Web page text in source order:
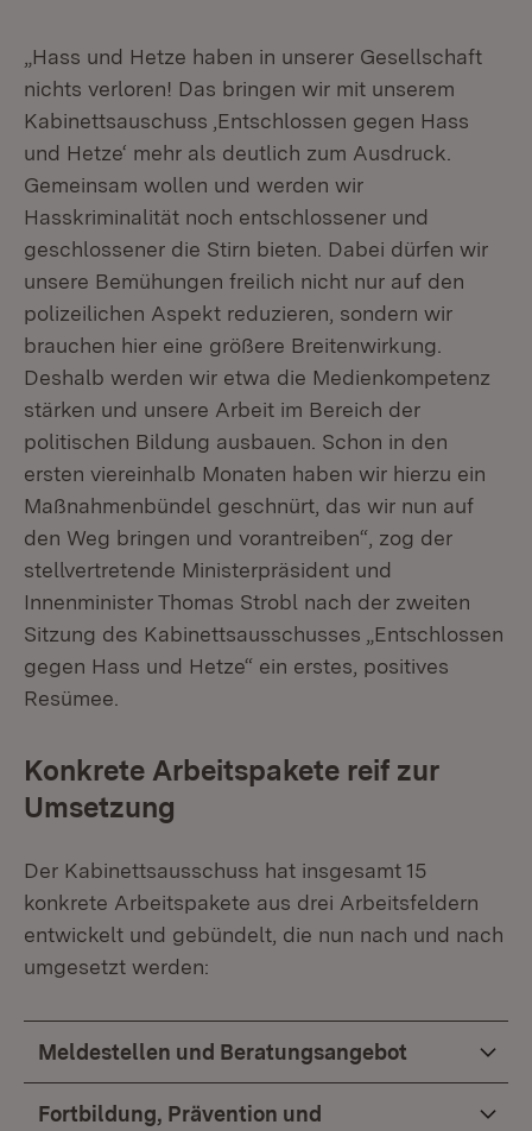
„Hass und Hetze haben in unserer Gesellschaft
nichts verloren! Das bringen wir mit unserem
Kabinettsauschuss ‚Entschlossen gegen Hass
und Hetze‘ mehr als deutlich zum Ausdruck.
Gemeinsam wollen und werden wir
Hasskriminalität noch entschlossener und
geschlossener die Stirn bieten. Dabei dürfen wir
unsere Bemühungen freilich nicht nur auf den
polizeilichen Aspekt reduzieren, sondern wir
brauchen hier eine größere Breitenwirkung.
Deshalb werden wir etwa die Medienkompetenz
stärken und unsere Arbeit im Bereich der
politischen Bildung ausbauen. Schon in den
ersten viereinhalb Monaten haben wir hierzu ein
Maßnahmenbündel geschnürt, das wir nun auf
den Weg bringen und vorantreiben“, zog der
stellvertretende Ministerpräsident und
Innenminister Thomas Strobl nach der zweiten
Sitzung des Kabinettsausschusses „Entschlossen
gegen Hass und Hetze“ ein erstes, positives
Resümee.
Konkrete Arbeitspakete reif zur
Umsetzung
Der Kabinettsausschuss hat insgesamt 15
konkrete Arbeitspakete aus drei Arbeitsfeldern
entwickelt und gebündelt, die nun nach und nach
umgesetzt werden:
Meldestellen und Beratungsangebot
Fortbildung, Prävention und